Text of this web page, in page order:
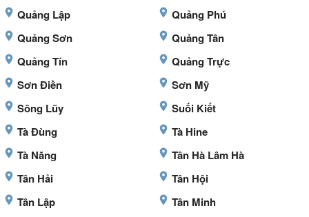
Quảng Lập
Quảng Phú
Quảng Sơn
Quảng Tân
Quảng Tín
Quảng Trực
Sơn Điền
Sơn Mỹ
Sông Lũy
Suối Kiết
Tà Đùng
Tà Hine
Tà Năng
Tân Hà Lâm Hà
Tân Hải
Tân Hội
Tân Lập
Tân Minh